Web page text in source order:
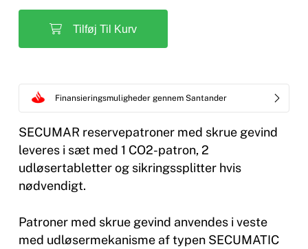
Tilføj Til Kurv
Finansieringsmuligheder gennem Santander
SECUMAR reservepatroner med skrue gevind
leveres i sæt med 1 CO2-patron, 2
udløsertabletter og sikringssplitter hvis
nødvendigt.
Patroner med skrue gevind anvendes i veste
med udløsermekanisme af typen SECUMATIC